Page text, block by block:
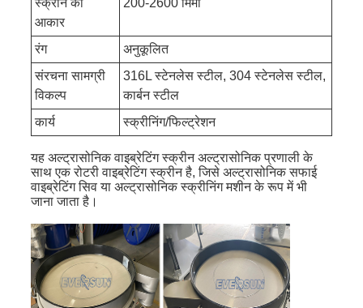
आकार
रंग
अनुकूलित
संरचना सामग्री
विकल्प
316L स्टेनलेस स्टील, 304 स्टेनलेस स्टील,
कार्बन स्टील
कार्य
स्क्रीनिंग/फिल्ट्रेशन
यह अल्ट्रासोनिक वाइब्रेटिंग स्क्रीन अल्ट्रासोनिक प्रणाली के
साथ एक रोटरी वाइब्रेटिंग स्क्रीन है, जिसे अल्ट्रासोनिक सफाई
वाइब्रेटिंग सिव या अल्ट्रासोनिक स्क्रीनिंग मशीन के रूप में भी
जाना जाता है।